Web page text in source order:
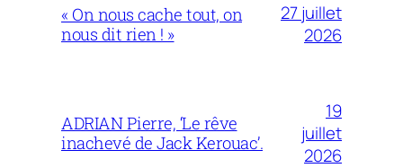
« On nous cache tout, on
nous dit rien ! »
27 juillet
2026
ADRIAN Pierre, ‘Le rêve
inachevé de Jack Kerouac’.
19
juillet
2026